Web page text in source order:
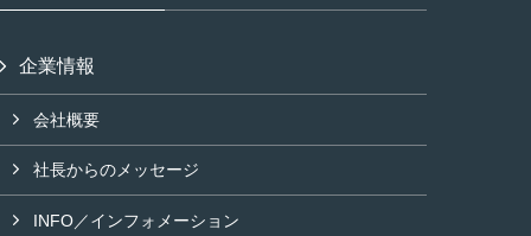
企業情報
会社概要
社長からのメッセージ
INFO／インフォメーション